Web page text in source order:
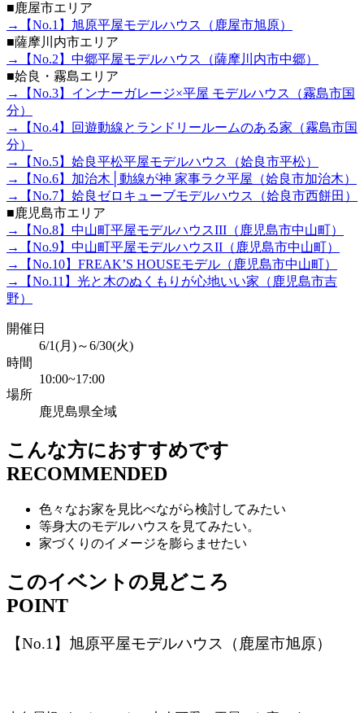
■鹿屋市エリア
→【No.1】旭原平屋モデルハウス（鹿屋市旭原）
■薩摩川内市エリア
→【No.2】中郷平屋モデルハウス（薩摩川内市中郷）
■姶良・霧島エリア
→【No.3】インナーガレージ×平屋 モデルハウス（霧島市国
分）
→【No.4】回遊動線とランドリールームのある家（霧島市国
分）
→【No.5】姶良平松平屋モデルハウス（姶良市平松）
→【No.6】加治木│動線が神 家事ラク平屋（姶良市加治木）
→【No.7】姶良ゼロキューブモデルハウス（姶良市西餅田）
■鹿児島市エリア
→【No.8】中山町平屋モデルハウスIII（鹿児島市中山町）
→【No.9】中山町平屋モデルハウスII（鹿児島市中山町）
→【No.10】FREAK’S HOUSEモデル（鹿児島市中山町）
→【No.11】光と木のぬくもりが心地いい家（鹿児島市吉
野）
開催日
6/1(月)～6/30(火)
時間
10:00~17:00
場所
鹿児島県全域
こんな方におすすめです
RECOMMENDED
色々なお家を見比べながら検討してみたい
等身大のモデルハウスを見てみたい。
家づくりのイメージを膨らませたい
このイベントの見どころ
POINT
【No.1】旭原平屋モデルハウス（鹿屋市旭原）